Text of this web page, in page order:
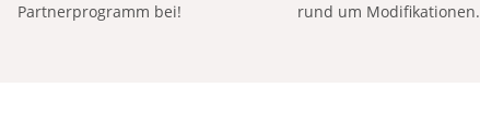
Partnerprogramm bei!
rund um Modifikationen.